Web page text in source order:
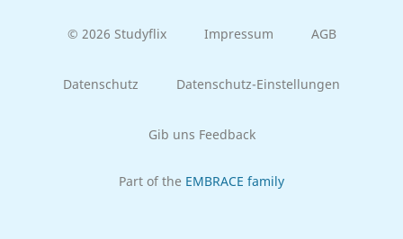
© 2026 Studyflix Impressum AGB
Datenschutz Datenschutz-Einstellungen
Gib uns Feedback
Part of the EMBRACE family